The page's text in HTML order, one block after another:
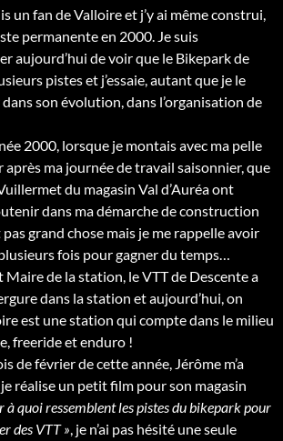
un fan de Valloire et j’y ai même construi,
permanente en 2000. Je suis
aujourd’hui de voir que le Bikepark de
pistes et j’essaie, autant que je le
dans son évolution, dans l’organisation de
2000, lorsque je montais avec ma pelle
après ma journée de travail saisonnier, que
du magasin Val d’Auréa ont
dans ma démarche de construction
pas grand chose mais je me rappelle avoir
fois pour gagner du temps…
de la station, le VTT de Descente a
dans la station et aujourd’hui, on
est une station qui compte dans le milieu
freeride et enduro !
de février de cette année, Jérôme m’a
réalise un petit film pour son magasin
à quoi ressemblent les pistes du bikepark pour
des VTT », je n’ai pas hésité une seule